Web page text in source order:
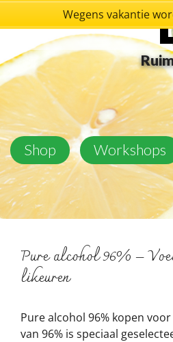
Shop Workshops
Pure alcohol 96% –
likeuren
Pure alcohol 96% kopen voor
van 96% is speciaal
Wegens vakantie